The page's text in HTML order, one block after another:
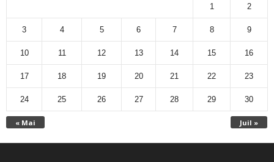
« Mai Juil »
1 2
3 4 5 6 7 8 9
10 11 12 13 14 15 16
17 18 19 20 21 22 23
24 25 26 27 28 29 30